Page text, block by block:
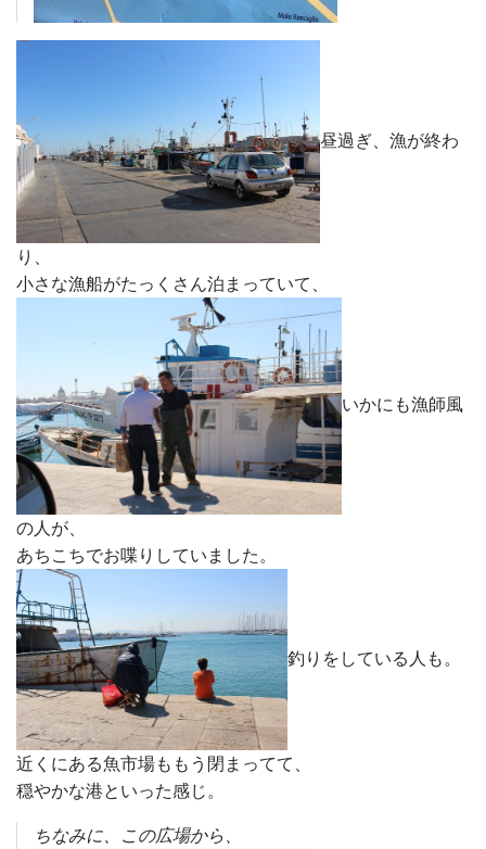
昼過ぎ、漁が終わ
り、
小さな漁船がたっくさん泊まっていて、
いかにも漁師風
の人が、
あちこちでお喋りしていました。
釣りをしている人も。
近くにある魚市場ももう閉まってて、
穏やかな港といった感じ。
ちなみに、この広場から、